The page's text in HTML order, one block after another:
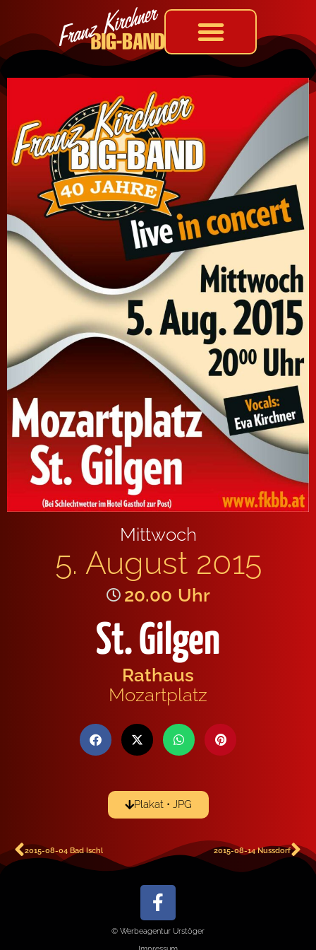
Mittwoch
5. August 2015
20.00 Uhr
St. Gilgen
Rathaus
Mozartplatz
Plakat • JPG
2015-08-04 Bad Ischl 2015-08-14 Nussdorf
© Werbeagentur Urstöger